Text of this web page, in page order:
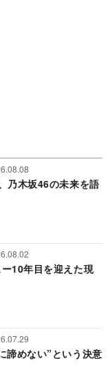
乃木坂46の未来を語
10年目を迎えた現
諦めない”という決意